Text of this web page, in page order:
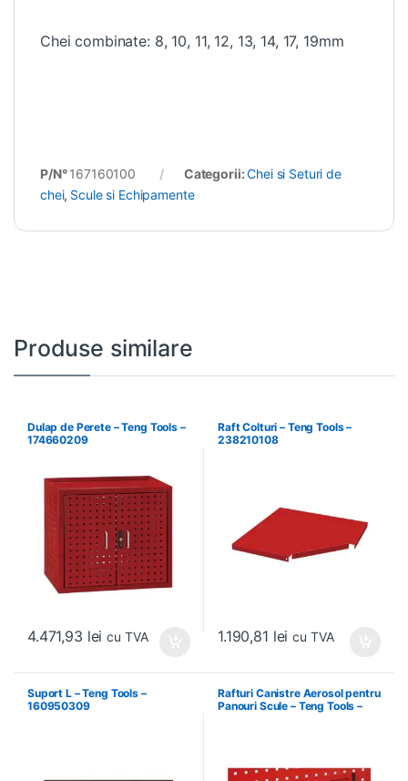
Chei combinate: 8, 10, 11, 12, 13, 14, 17, 19mm
P/N°167160100 Categorii:Chei si Seturi de
chei, Scule si Echipamente
Produse similare
Dulap de Perete – Teng Tools –
174660209
4.471,93 lei cu TVA
Raft Colturi – Teng Tools –
238210108
1.190,81 lei cu TVA
Suport L – Teng Tools –
160950309
Rafturi Canistre Aerosol pentru
Panouri Scule – Teng Tools –